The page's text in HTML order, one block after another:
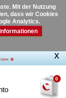
Mit der Nutzung
dass wir Cookies
Analytics.
0